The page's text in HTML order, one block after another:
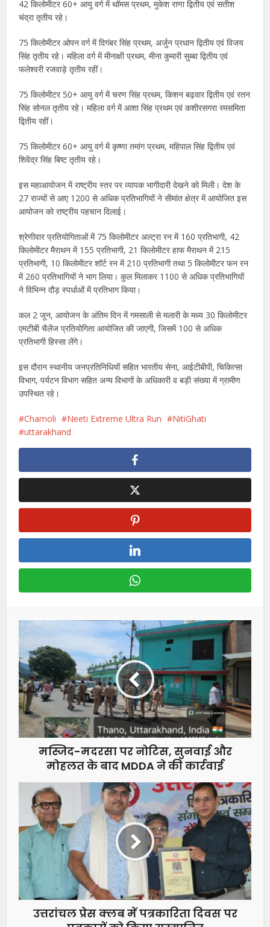
42 किलोमीटर 60+ आयु वर्ग में थॉमस प्रथम, मुकेश राणा द्वितीय एवं सतीश
चंद्रा तृतीय रहे।
75 किलोमीटर ओपन वर्ग में दिगंबर सिंह प्रथम, अर्जुन प्रधान द्वितीय एवं विजय
सिंह तृतीय रहे। महिला वर्ग में मीनाक्षी प्रथम, मीना कुमारी सुब्बा द्वितीय एवं
फलेश्वरी रजवाड़े तृतीय रहीं।
75 किलोमीटर 50+ आयु वर्ग में चरण सिंह प्रथम, किशन बढ़वार द्वितीय एवं रतन
सिंह सोनल तृतीय रहे। महिला वर्ग में आशा सिंह प्रथम एवं कशीरसगरा रमसमिता
द्वितीय रहीं।
75 किलोमीटर 60+ आयु वर्ग में कृष्णा तमांग प्रथम, महिपाल सिंह द्वितीय एवं
शिवेंद्र सिंह बिष्ट तृतीय रहे।
इस महाआयोजन में राष्ट्रीय स्तर पर व्यापक भागीदारी देखने को मिली। देश के
27 राज्यों से आए 1200 से अधिक प्रतिभागियों ने सीमांत क्षेत्र में आयोजित इस
आयोजन को राष्ट्रीय पहचान दिलाई।
श्रेणीवार प्रतियोगिताओं में 75 किलोमीटर अल्ट्रा रन में 160 प्रतिभागी, 42
किलोमीटर मैराथन में 155 प्रतिभागी, 21 किलोमीटर हाफ मैराथन में 215
प्रतिभागी, 10 किलोमीटर शॉर्ट रन में 210 प्रतिभागी तथा 5 किलोमीटर फन रन
में 260 प्रतिभागियों ने भाग लिया। कुल मिलाकर 1100 से अधिक प्रतिभागियों
ने विभिन्न दौड़ स्पर्धाओं में प्रतिभाग किया।
कल 2 जून, आयोजन के अंतिम दिन में गमसाली से मलारी के मध्य 30 किलोमीटर
एमटीबी चैलेंज प्रतियोगिता आयोजित की जाएगी, जिसमें 100 से अधिक
प्रतिभागी हिस्सा लेंगे।
इस दौरान स्थानीय जनप्रतिनिधियों सहित भारतीय सेना, आईटीबीपी, चिकित्सा
विभाग, पर्यटन विभाग सहित अन्य विभागों के अधिकारी व बड़ी संख्या में ग्रामीण
उपस्थित रहे।
Chamoli Neeti Extreme Ultra Run
NitiGhati
uttarakhand
मस्जिद-मदरसा पर नोटिस, सुनवाई और
मोहलत के बाद MDDA ने की कार्रवाई
उत्तरांचल प्रेस क्लब में पत्रकारिता दिवस पर